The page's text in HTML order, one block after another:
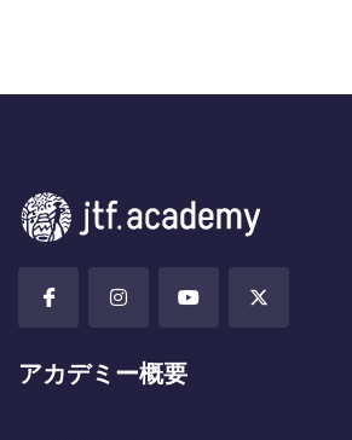
アカデミー概要